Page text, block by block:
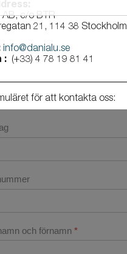
AB, c/o BTR
21, 114 38 Stockholm
info@danialu.se
: (+33) 4 78 19 81 41
för att kontakta oss:
och förnamn*